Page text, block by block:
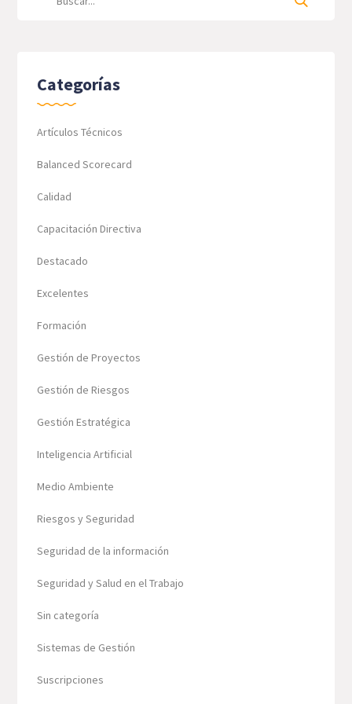
Categorías
Artículos Técnicos
Balanced Scorecard
Calidad
Capacitación Directiva
Destacado
Excelentes
Formación
Gestión de Proyectos
Gestión de Riesgos
Gestión Estratégica
Inteligencia Artificial
Medio Ambiente
Riesgos y Seguridad
Seguridad de la información
Seguridad y Salud en el Trabajo
Sin categoría
Sistemas de Gestión
Suscripciones